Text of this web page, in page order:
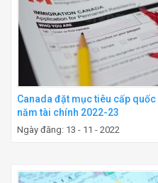
Canada đặt mục tiêu cấp
năm tài chính 2022-23
Ngày đăng: 13 - 11 - 2022